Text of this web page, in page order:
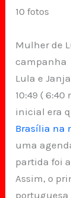
10 fotos
Mulher de
campanha
Lula e
10:49 (
inicial era
Brasília na
uma
partida foi
Assim, o
portuguesa